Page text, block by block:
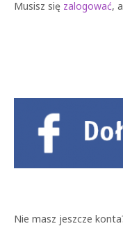
Musisz się zalogować,
Nie masz jeszcze